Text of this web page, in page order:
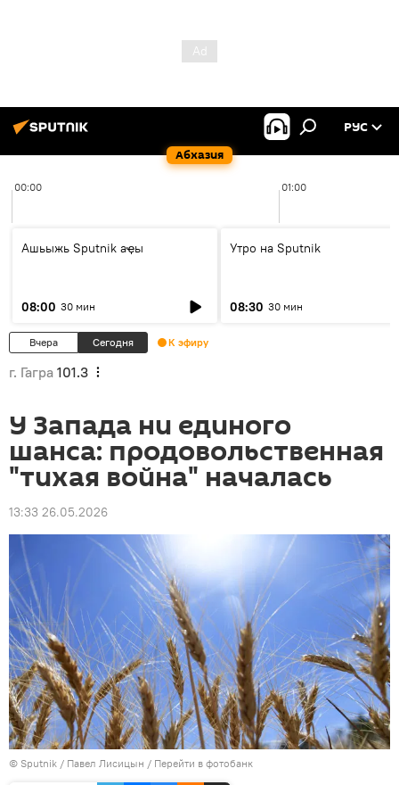
Абхазия
РУС
00:00 01:00
Ашьыжь Sputnik аҿы
08:00 30 мин
Утро на Sputnik
08:30 30 мин
Вчера Сегодня К эфиру
г. Гагра 101.3
У Запада ни единого
шанса: продовольственная
"тихая война" началась
13:33 26.05.2026
© Sputnik / Павел Лисицын / Перейти в фотобанк